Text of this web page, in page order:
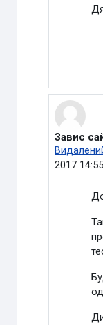
У
Завис
2017